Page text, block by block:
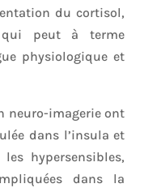
du cortisol,
peut à terme
physiologique et
neuro-imagerie ont
dans l’insula et
hypersensibles,
dans la